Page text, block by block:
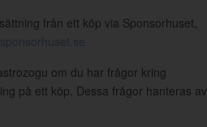
från ett köp via Sponsorhuset,
om du har frågor kring
på ett köp. Dessa frågor hanteras av